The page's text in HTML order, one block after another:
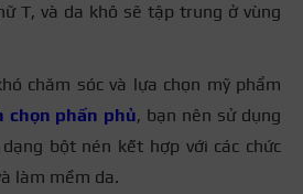
T, và da khô sẽ tập trung ở vùng
chăm sóc và lựa chọn mỹ phẩm
chọn phấn phủ, bạn nên sử dụng
bột nén kết hợp với các chức
làm mềm da.